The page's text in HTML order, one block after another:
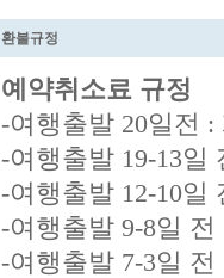
환불규정
예약취소료 규정
-여행출발 20일전
-여행출발 19-13일
-여행출발 12-10일
-여행출발 9-8일
-여행출발 7-3일